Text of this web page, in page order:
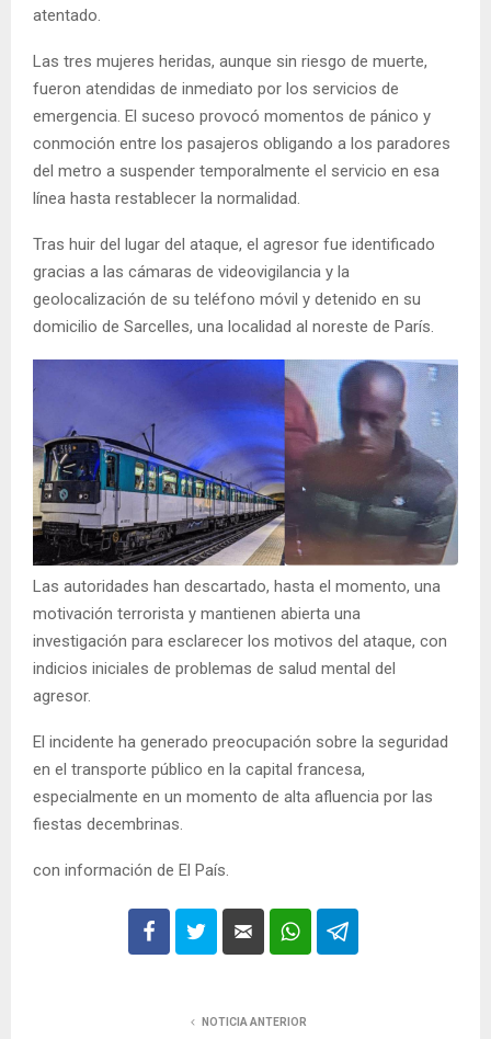
atentado.
Las tres mujeres heridas, aunque sin riesgo de muerte,
fueron atendidas de inmediato por los servicios de
emergencia. El suceso provocó momentos de pánico y
conmoción entre los pasajeros obligando a los paradores
del metro a suspender temporalmente el servicio en esa
línea hasta restablecer la normalidad.
Tras huir del lugar del ataque, el agresor fue identificado
gracias a las cámaras de videovigilancia y la
geolocalización de su teléfono móvil y detenido en su
domicilio de Sarcelles, una localidad al noreste de París.
Las autoridades han descartado, hasta el momento, una
motivación terrorista y mantienen abierta una
investigación para esclarecer los motivos del ataque, con
indicios iniciales de problemas de salud mental del
agresor.
El incidente ha generado preocupación sobre la seguridad
en el transporte público en la capital francesa,
especialmente en un momento de alta afluencia por las
fiestas decembrinas.
con información de El País.
NOTICIA ANTERIOR